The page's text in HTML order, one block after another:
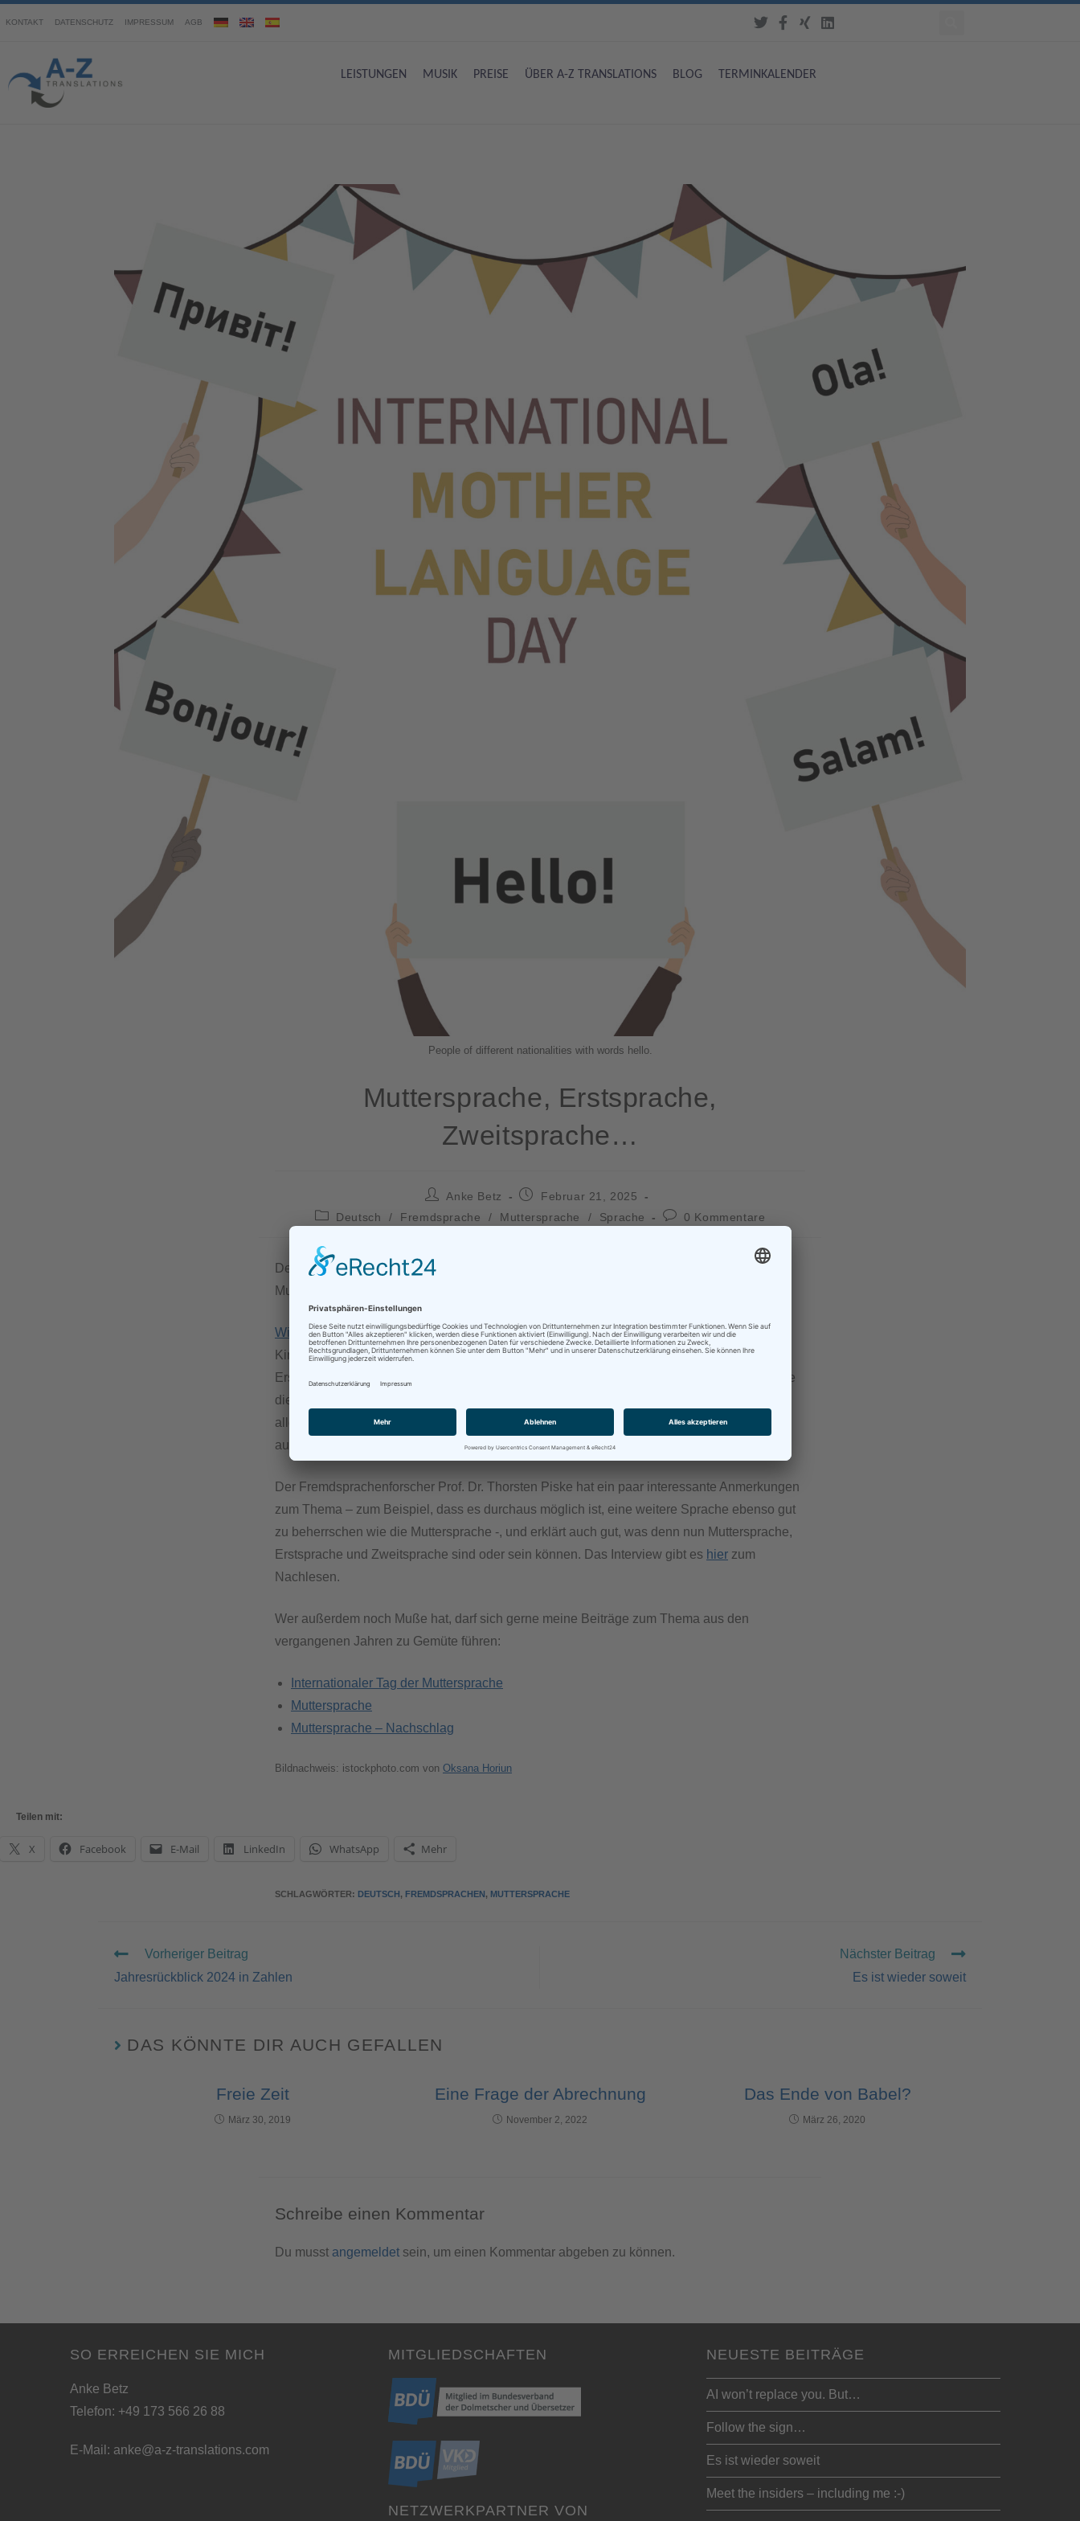
KONTAKT DATENSCHUTZ IMPRESSUM AGB
LEISTUNGEN MUSIK PREISE ÜBER A-Z TRANSLATIONS BLOG TERMINKALENDER
People of different nationalities with words hello.
Muttersprache, Erstsprache,
Zweitsprache…
Anke Betz
Februar 21, 2025
Deutsch
/ Fremdsprache / Muttersprache / Sprache 0 Kommentare
Der 21. Februar ist der Internationale Tag der Muttersprache. Was aber ist denn
Muttersprache überhaupt?
Wikipediasagt: „AlsMuttersprachebezeichnet man eine vom Sprecher in der frühen
Kindheit ohne formalen Unterricht erlernte Sprache. Das Wort wird oft im Sinne der
Erstsprache verwendet. Eine Sprache wird in der Regel durch eine enge Bezugsperson wie
die Mutter vermittelt (daher „Muttersprache“). Verbunden mit dem Begriff ist außerdem eine
allgemeine Vorstellung, dass die Muttersprache die Sprache ist, die ein sich verbal
ausdrückendes Individuum (Muttersprachler) am besten beherrscht. „
Der Fremdsprachenforscher Prof. Dr. Thorsten Piske hat ein paar interessante Anmerkungen
zum Thema – zum Beispiel, dass es durchaus möglich ist, eine weitere Sprache ebenso gut
zu beherrschen wie die Muttersprache -, und erklärt auch gut, was denn nun Muttersprache,
Erstsprache und Zweitsprache sind oder sein können. Das Interview gibt es hier zum
Nachlesen.
Wer außerdem noch Muße hat, darf sich gerne meine Beiträge zum Thema aus den
vergangenen Jahren zu Gemüte führen:
Internationaler Tag der Muttersprache
Muttersprache
Muttersprache – Nachschlag
Bildnachweis: istockphoto.com von Oksana Horiun
Teilen mit:
X Facebook E-Mail LinkedIn WhatsApp Mehr
SCHLAGWÖRTER: DEUTSCH, FREMDSPRACHEN, MUTTERSPRACHE
Vorheriger Beitrag
Jahresrückblick 2024 in Zahlen
Nächster Beitrag
Es ist wieder soweit
DAS KÖNNTE DIR AUCH GEFALLEN
Freie Zeit
März 30, 2019
Eine Frage der Abrechnung
November 2, 2022
Das Ende von Babel?
März 26, 2020
Schreibe einen Kommentar
Du musst angemeldet sein, um einen Kommentar abgeben zu können.
SO ERREICHEN SIE MICH
Anke Betz
Telefon: +49 173 566 26 88
E-Mail: anke@a-z-translations.com
MITGLIEDSCHAFTEN
NETZWERKPARTNER VON
NEUESTE BEITRÄGE
AI won’t replace you. But…
Follow the sign…
Es ist wieder soweit
Meet the insiders – including me :-)